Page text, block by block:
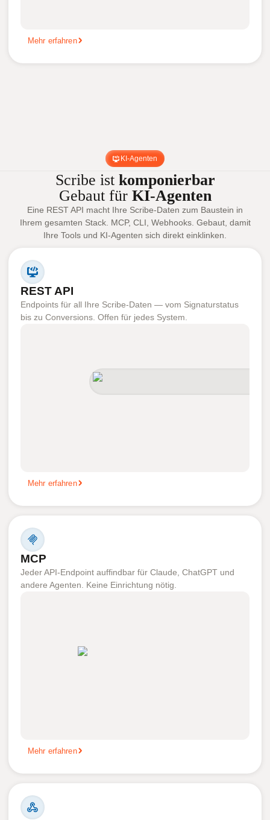
Mehr erfahren
KI-Agenten
Scribe ist komponierbar
Gebaut für KI-Agenten
Eine REST API macht Ihre Scribe-Daten zum Baustein in
Ihrem gesamten Stack. MCP, CLI, Webhooks. Gebaut, damit
Ihre Tools und KI-Agenten sich direkt einklinken.
REST API
Endpoints für all Ihre Scribe-Daten — vom Signaturstatus
bis zu Conversions. Offen für jedes System.
Mehr erfahren
MCP
Jeder API-Endpoint auffindbar für Claude, ChatGPT und
andere Agenten. Keine Einrichtung nötig.
Mehr erfahren